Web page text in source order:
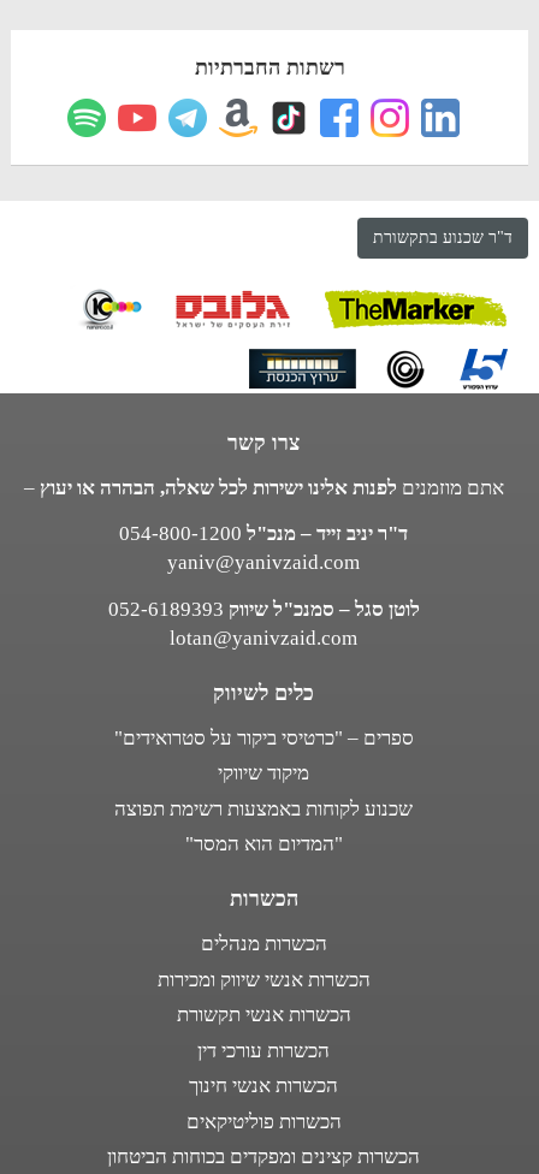
רשתות החברתיות
ד"ר שכנוע בתקשורת
צרו קשר
אתם מוזמנים לפנות אלינו ישירות לכל שאלה, הבהרה או יעוץ –
ד"ר יניב זייד – מנכ"ל 054-800-1200
yaniv@yanivzaid.com
לוטן סגל – סמנכ"ל שיווק 052-6189393
lotan@yanivzaid.com
כלים לשיווק
ספרים – "כרטיסי ביקור על סטרואידים"
מיקוד שיווקי
שכנוע לקוחות באמצעות רשימת תפוצה
"המדיום הוא המסר"
הכשרות
הכשרות מנהלים
הכשרות אנשי שיווק ומכירות
הכשרות אנשי תקשורת
הכשרות עורכי דין
הכשרות אנשי חינוך
הכשרות פוליטיקאים
הכשרות קצינים ומפקדים בכוחות הביטחון